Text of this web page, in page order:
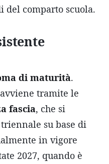
comparto scuola.
di maturità.
tramite le
fascia, che si
su base di
in vigore
2027, quando è